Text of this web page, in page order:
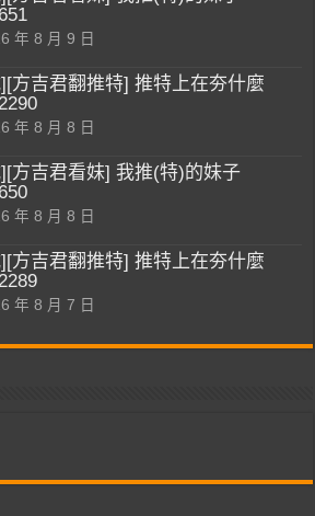
年 8 月 9 日
方吉君翻推特] 推特上在夯什麼
年 8 月 8 日
方吉君看妹] 我推(特)的妹子
年 8 月 8 日
方吉君翻推特] 推特上在夯什麼
年 8 月 7 日